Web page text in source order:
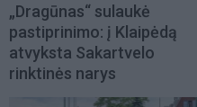
„Dragūnas“ sulaukė
pastiprinimo: į Klaipėdą
atvyksta Sakartvelo
rinktinės narys